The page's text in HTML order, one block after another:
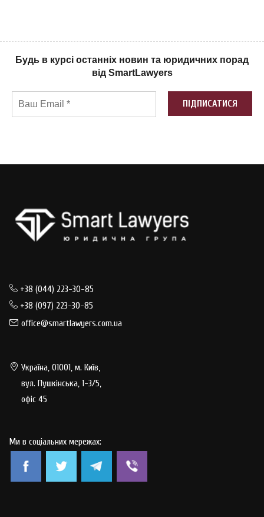
Будь в курсі останніх новин та юридичних порад
від SmartLawyers
+38 (044) 223-30-85
+38 (097) 223-30-85
office@smartlawyers.com.ua
Україна, 01001, м. Київ,
вул. Пушкінська, 1-3/5,
офіс 45
Ми в соціальних мережах: